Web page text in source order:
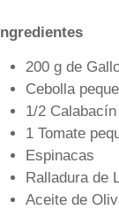
Ingredientes
200 g de
Cebolla
1/2 Calabacín
1 Tomate
Espinacas
Ralladura de
Aceite de